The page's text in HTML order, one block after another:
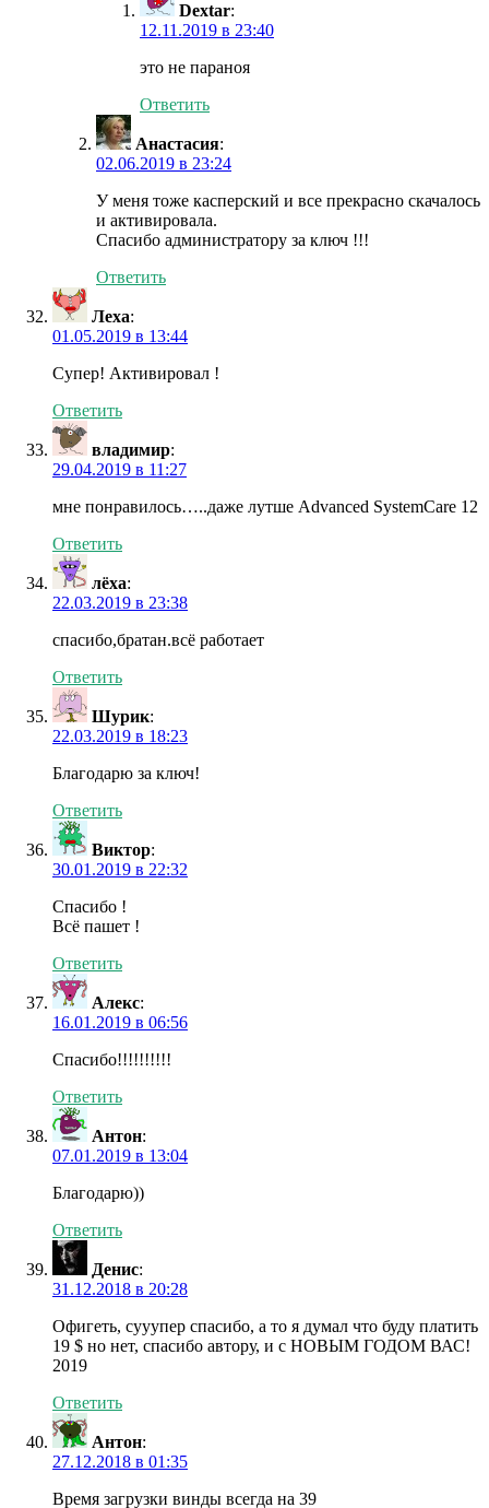
Dextar:
12.11.2019 в 23:40
это не параноя
Ответить
Анастасия:
02.06.2019 в 23:24
У меня тоже касперский и все прекрасно скачалось
и активировала.
Спасибо администратору за ключ !!!
Ответить
Леха:
01.05.2019 в 13:44
Супер! Активировал !
Ответить
владимир:
29.04.2019 в 11:27
мне понравилось…..даже лутше Advanced SystemCare 12
Ответить
лёха:
22.03.2019 в 23:38
спасибо,братан.всё работает
Ответить
Шурик:
22.03.2019 в 18:23
Благодарю за ключ!
Ответить
Виктор:
30.01.2019 в 22:32
Спасибо !
Всё пашет !
Ответить
Алекс:
16.01.2019 в 06:56
Спасибо!!!!!!!!!!
Ответить
Антон:
07.01.2019 в 13:04
Благодарю))
Ответить
Денис:
31.12.2018 в 20:28
Офигеть, сууупер спасибо, а то я думал что буду платить
19 $ но нет, спасибо автору, и с НОВЫМ ГОДОМ ВАС!
2019
Ответить
Антон:
27.12.2018 в 01:35
Время загрузки винды всегда на 39